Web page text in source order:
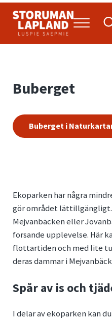
Storuman Lapland
Menu
Buberget
Buberget i
Ekoparken har några
gör området lättillgängligt.
Mejvanbäcken eller
forsande upplevelse. Här
flottartiden och med lite
deras dammar i
Spår av is och
I delar av ekoparken kan